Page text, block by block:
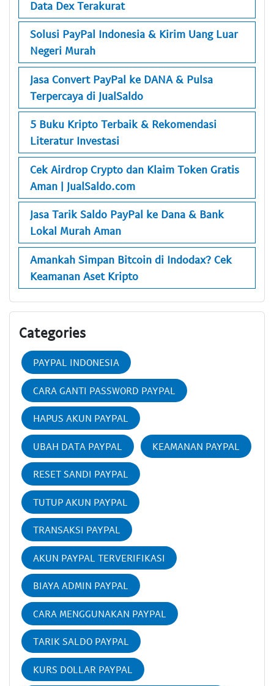
Data Dex Terakurat
Solusi PayPal Indonesia & Kirim Uang Luar
Negeri Murah
Jasa Convert PayPal ke DANA & Pulsa
Terpercaya di JualSaldo
5 Buku Kripto Terbaik & Rekomendasi
Literatur Investasi
Cek Airdrop Crypto dan Klaim Token Gratis
Aman | JualSaldo.com
Jasa Tarik Saldo PayPal ke Dana & Bank
Lokal Murah Aman
Amankah Simpan Bitcoin di Indodax? Cek
Keamanan Aset Kripto
Categories
PAYPAL INDONESIA
CARA GANTI PASSWORD PAYPAL
HAPUS AKUN PAYPAL
UBAH DATA PAYPAL KEAMANAN PAYPAL
RESET SANDI PAYPAL
TUTUP AKUN PAYPAL
TRANSAKSI PAYPAL
AKUN PAYPAL TERVERIFIKASI
BIAYA ADMIN PAYPAL
CARA MENGGUNAKAN PAYPAL
TARIK SALDO PAYPAL
KURS DOLLAR PAYPAL